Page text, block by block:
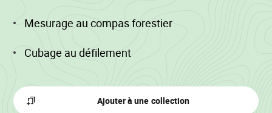
Mesurage au compas forestier
Cubage au défilement
Ajouter à une collection